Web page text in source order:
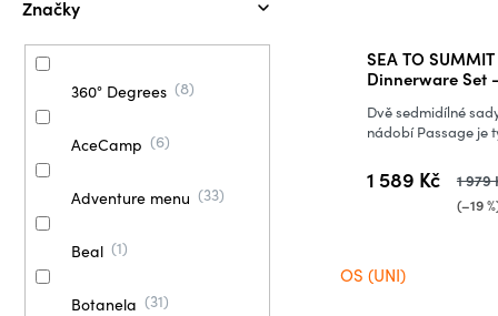
Značky
360° Degrees 8
AceCamp 6
Adventure menu 33
Beal 1
Botanela 31
SEA TO
Dinnerware Set - 14 kusů - Blue +
1 589 Kč 1 979
(–19
Dvě sedmidílné
nádobí Passage je
OS (UNI)